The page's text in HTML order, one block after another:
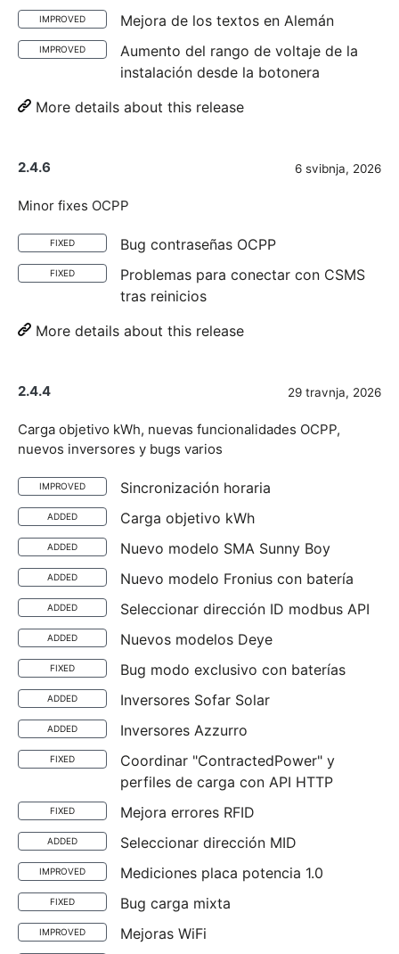
IMPROVED Mejora de los textos en Alemán
IMPROVED
Aumento del rango de voltaje de la
instalación desde la botonera
More details about this release
2.4.6 6 svibnja, 2026
Minor fixes OCPP
FIXED Bug contraseñas OCPP
FIXED
Problemas para conectar con CSMS
tras reinicios
More details about this release
2.4.4 29 travnja, 2026
Carga objetivo kWh, nuevas funcionalidades OCPP,
nuevos inversores y bugs varios
IMPROVED Sincronización horaria
ADDED Carga objetivo kWh
ADDED Nuevo modelo SMA Sunny Boy
ADDED Nuevo modelo Fronius con batería
ADDED Seleccionar dirección ID modbus API
ADDED Nuevos modelos Deye
FIXED Bug modo exclusivo con baterías
ADDED Inversores Sofar Solar
ADDED Inversores Azzurro
FIXED
Coordinar "ContractedPower" y
perfiles de carga con API HTTP
FIXED Mejora errores RFID
ADDED Seleccionar dirección MID
IMPROVED Mediciones placa potencia 1.0
FIXED Bug carga mixta
IMPROVED Mejoras WiFi